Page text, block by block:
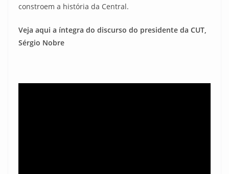
constroem a história da Central.
Veja aqui a íntegra do discurso do presidente da CUT,
Sérgio Nobre